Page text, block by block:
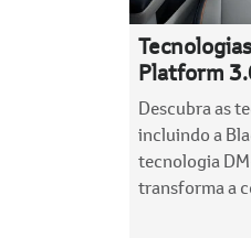
Platform
Descubra as
incluindo a
tecnologia
transforma a